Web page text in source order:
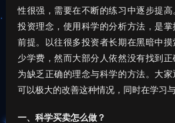
性很强，需要在不断的练习中逐步提
投资理念，使用科学的分析方法，是
前提。以往很多投资者长期在黑暗中
少学费，然而大部分人依然没有找到正
为缺乏正确的理念与科学的方法。大家
可以极大的改善这种情况，同时在学习
一、科学买卖怎么做？